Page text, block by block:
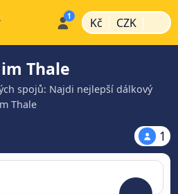
Kč | CZK |
Thale
spojů: Najdi nejlepší dálkový
Thale
1